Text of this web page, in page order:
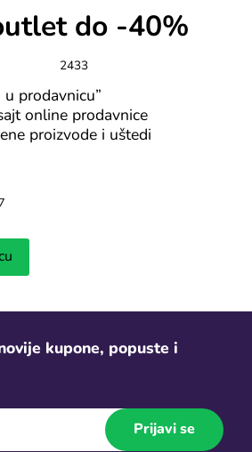
onlajn šoping
do -40%
2433
u prodavnicu”
online prodavnice
proizvode i uštedi
kupone, popuste i
Prijavi se